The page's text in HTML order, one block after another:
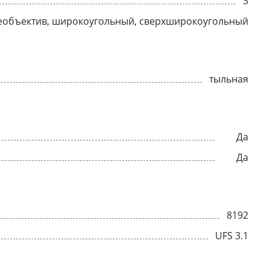
широкоугольный, сверхширокоугольный
тыльная
Да
Да
8192
UFS 3.1